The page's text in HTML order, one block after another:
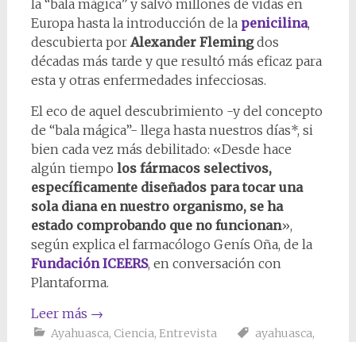
la “bala mágica” y salvó millones de vidas en
Europa hasta la introducción de la penicilina,
descubierta por Alexander Flemingdos
décadas más tarde y que resultó más eficaz para
esta y otras enfermedades infecciosas.
El eco de aquel descubrimiento -y del concepto
de “bala mágica”- llega hasta nuestros días*, si
bien cada vez más debilitado: «Desde hace
algún tiempo los fármacos selectivos,
específicamente diseñados para tocar una
sola diana en nuestro organismo, se ha
estado comprobando que no funcionan»,
según explica el farmacólogo Genís Oña, de la
Fundación ICEERS, en conversación con
Plantaforma.
Leer más →
Ayahuasca, Ciencia, Entrevista ayahuasca,